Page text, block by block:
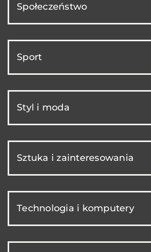
Społeczeństwo
Sport
Styl i moda
Sztuka i zainteresowania
Technologia i komputery